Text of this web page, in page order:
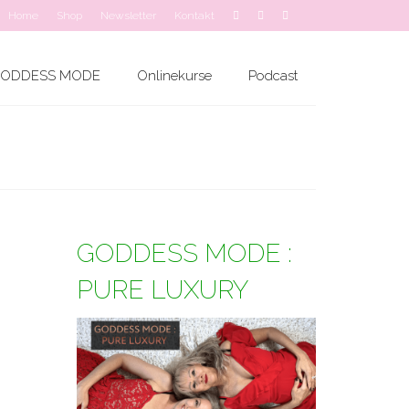
Home Shop Newsletter Kontakt
MODE Onlinekurse Podcast
GODDESS MODE :
PURE LUXURY